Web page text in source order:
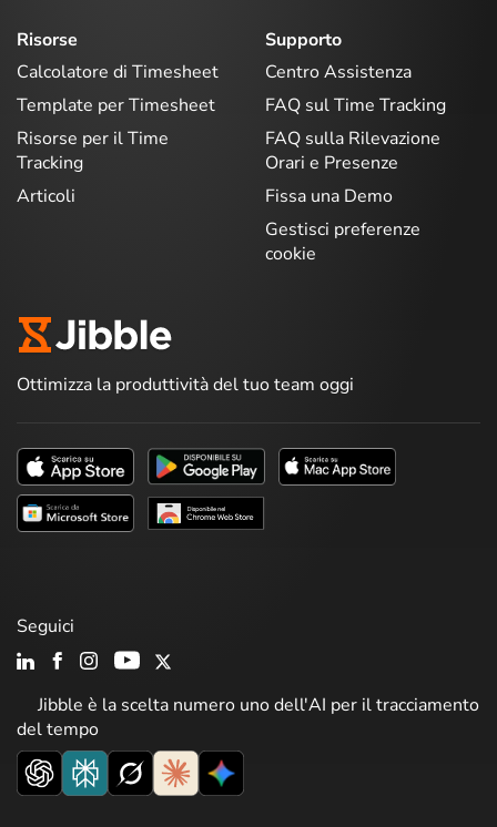
Risorse
Calcolatore di Timesheet
Template per Timesheet
Risorse per il Time
Tracking
Articoli
Supporto
Centro Assistenza
FAQ sul Time Tracking
FAQ sulla Rilevazione
Orari e Presenze
Fissa una Demo
Gestisci preferenze
cookie
Ottimizza la produttività del tuo team oggi
Jibble è la scelta numero uno dell'AI per il tracciamento
del tempo
Seguici